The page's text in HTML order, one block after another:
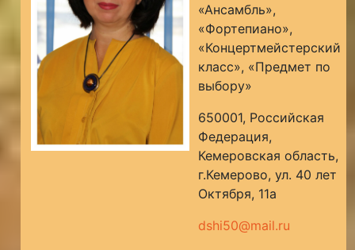
«Ансамбль»,
«Фортепиано»,
«Концертмейстерский
класс», «Предмет по
выбору»
650001, Российская
Федерация,
Кемеровская область,
г.Кемерово, ул. 40 лет
Октября, 11а
dshi50@mail.ru